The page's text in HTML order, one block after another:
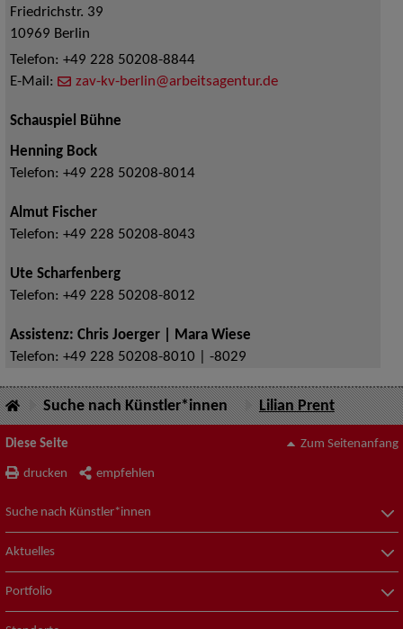
Friedrichstr. 39
10969 Berlin
Telefon: +49 228 50208-8844
E-Mail:
zav-kv-berlin@arbeitsagentur.de
Schauspiel Bühne
Henning Bock
Telefon: +49 228 50208-8014
Almut Fischer
Telefon: +49 228 50208-8043
Ute Scharfenberg
Telefon: +49 228 50208-8012
Assistenz: Chris Joerger | Mara Wiese
Telefon: +49 228 50208-8010 | -8029
Suche nach Künstler*innen Lilian Prent
Diese Seite
drucken empfehlen
Zum Seitenanfang
Suche nach Künstler*innen
Aktuelles
Portfolio